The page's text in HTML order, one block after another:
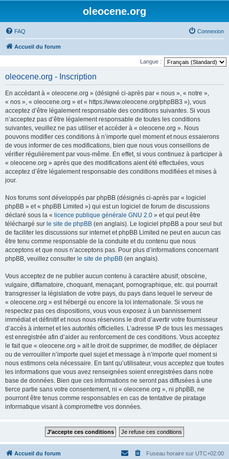
oleocene.org
FAQ Connexion
Accueil du forum
Langue :
oleocene.org - Inscription
En accédant à « oleocene.org » (désigné ci-après par « nous », « notre »,
« nos », « oleocene.org » et « https://www.oleocene.org/phpBB3 »), vous
acceptez d’être légalement responsable des conditions suivantes. Si vous
n’acceptez pas d’être légalement responsable de toutes les conditions
suivantes, veuillez ne pas utiliser et accéder à « oleocene.org ». Nous
pouvons modifier ces conditions à n’importe quel moment et nous essaierons
de vous informer de ces modifications, bien que nous vous conseillons de
vérifier régulièrement par vous-même. En effet, si vous continuez à participer à
« oleocene.org » après que des modifications aient été effectuées, vous
acceptez d’être légalement responsable des conditions modifiées et mises à
jour.
Nos forums sont développés par phpBB (désignés ci-après par « logiciel
phpBB » et « phpBB Limited ») qui est un logiciel de forum de discussions
déclaré sous la « licence publique générale GNU 2.0 » et qui peut être
téléchargé sur le site de phpBB (en anglais). Le logiciel phpBB a pour seul but
de faciliter les discussions sur internet et phpBB Limited ne peut en aucun cas
être tenu comme responsable de la conduite et du contenu que nous
acceptons et que nous n’acceptons pas. Pour plus d’informations concernant
phpBB, veuillez consulter le site de phpBB (en anglais).
Vous acceptez de ne publier aucun contenu à caractère abusif, obscène,
vulgaire, diffamatoire, choquant, menaçant, pornographique, etc. qui pourrait
transgresser la législation de votre pays, du pays dans lequel le serveur de
« oleocene.org » est hébergé ou encore la loi internationale. Si vous ne
respectez pas ces dispositions, vous vous exposez à un bannissement
immédiat et définitif et nous nous réservons le droit d’avertir votre fournisseur
d’accès à internet et les autorités officielles. L’adresse IP de tous les messages
est enregistrée afin d’aider au renforcement de ces conditions. Vous acceptez
le fait que « oleocene.org » ait le droit de supprimer, de modifier, de déplacer
ou de verrouiller n’importe quel sujet et message à n’importe quel moment si
nous estimons cela nécessaire. En tant qu’utilisateur, vous acceptez que toutes
les informations que vous avez renseignées soient enregistrées dans notre
base de données. Bien que ces informations ne seront pas diffusées à une
tierce partie sans votre consentement, ni « oleocene.org », ni phpBB, ne
pourront être tenus comme responsables en cas de tentative de piratage
informatique visant à compromettre vos données.
Accueil du forum Fuseau horaire sur UTC+02:00